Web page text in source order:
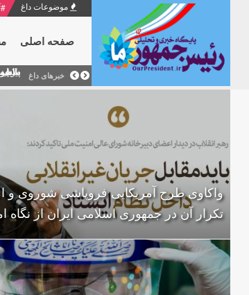
موضوعات داغ #
صفحه اصلی
خبرهای داغ منشور گفتمان
پیام
واکاوی طرح آمریکایی فروپاشی شوروی و
تکرار آن در جمهوری اسلامی ایران از نگاه